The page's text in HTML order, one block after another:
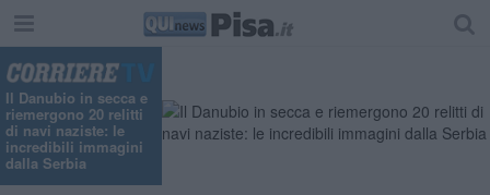
Il Danubio in secca e
riemergono 20 relitti
di navi naziste: le
incredibili immagini
dalla Serbia